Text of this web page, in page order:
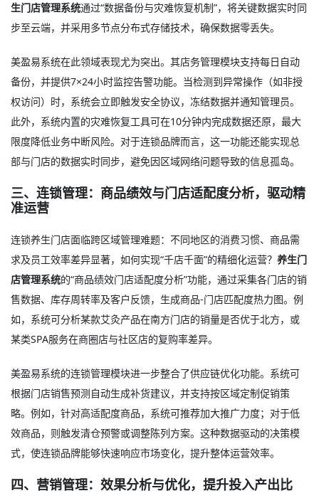
生门店管理系统通过“数据备份与灾难恢复机制”，将关键数据实时同
步至云端，并采用多节点分布式存储技术，确保数据零丢失。
美盈易系统在此领域表现尤为突出。其店务管理模块支持每日自动
备份，并提供7×24小时监控告警功能。当检测到异常操作（如非授
权访问）时，系统会立即触发安全协议，冻结数据并通知管理员。
此外，系统内置的灾难恢复工具可在10分钟内完成数据还原，最大
限度降低业务中断风险。对于连锁品牌而言，这一功能还能实现总
部与门店的数据实时同步，避免因区域网络问题导致的信息孤岛。
三、连锁管理：商品绩效与门店适配度分析，驱动精
准运营
连锁养生门店面临跨区域管理难题：不同地区的消费习惯、商品需
求及员工效率差异显著，如何实现“千店千面”的精细化运营？ 养生门
店管理系统的“商品绩效门店适配度分析”功能，通过采集各门店的销
售数据、库存周转率及客户反馈，生成商品-门店匹配度热力图。例
如，系统可分析某款艾灸产品在南方门店的销量是否优于北方，或
某类SPA服务在商圈店与社区店的复购率差异。
美盈易系统的连锁管理模块进一步整合了供应链优化功能。系统可
根据门店销售预测自动生成补货建议，并支持按区域定制促销策
略。例如，针对高适配度商品，系统可推荐加大推广力度；对于低
效商品，则触发清仓预警或调整陈列方案。这种数据驱动的决策模
式，使连锁品牌能够快速响应市场变化，提升整体运营效率。
四、营销管理：效果分析与优化，提升投入产出比